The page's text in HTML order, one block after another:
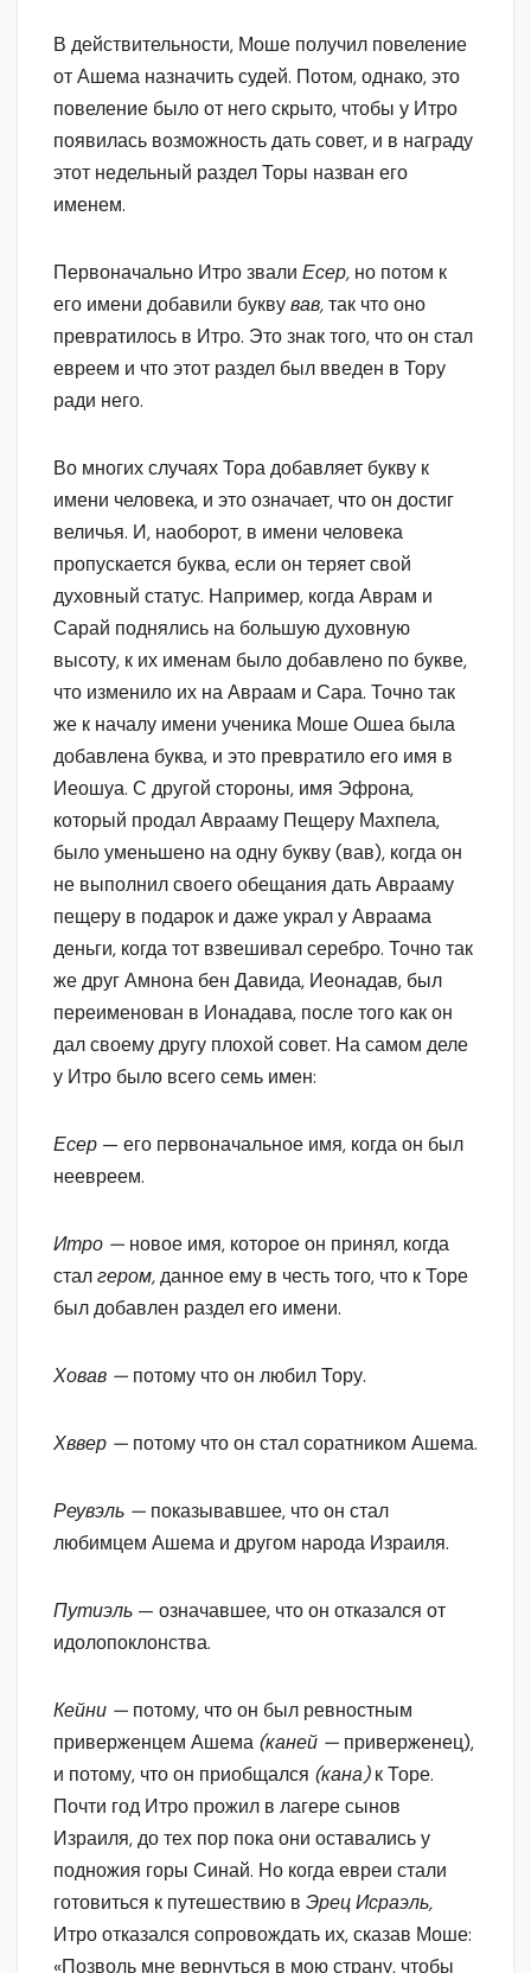
В действительности, Моше получил повеление
от Ашема назначить судей. Потом, однако, это
повеление было от него скрыто, чтобы у Итро
появилась возможность дать совет, и в награду
этот недельный раздел Торы назван его
именем.
Первоначально Итро звали Есер, но потом к
его имени добавили буквував,так что оно
превратилось в Итро. Это знак того, что он стал
евреем и что этот раздел был введен в Тору
ради него.
Во многих случаях Тора добавляет букву к
имени человека, и это означает, что он достиг
величья. И, наоборот, в имени человека
пропускается буква, если он теряет свой
духовный статус. Например, когда Аврам и
Сарай поднялись на большую духовную
высоту, к их именам было добавлено по букве,
что изменило их на Авраам и Сара. Точно так
же к началу имени ученика Моше Ошеа была
добавлена буква, и это превратило его имя в
Иеошуа. С другой стороны, имя Эфрона,
который продал Аврааму Пещеру Махпела,
было уменьшено на одну букву (вав), когда он
не выполнил своего обещания дать Аврааму
пещеру в подарок и даже украл у Авраама
деньги, когда тот взвешивал серебро. Точно так
же друг Амнона бен Давида, Иеонадав, был
переименован в Ионадава, после того как он
дал своему другу плохой совет. На самом деле
у Итро было всего семь имен:
Есер — его первоначальное имя, когда он был
неевреем.
Итро — новое имя, которое он принял, когда
сталгером,данное ему в честь того, что к Торе
был добавлен раздел его имени.
Ховав — потому что он любил Тору.
Хввер — потому что он стал соратником Ашема.
Реувэль — показывавшее, что он стал
любимцем Ашема и другом народа Израиля.
Путиэль — означавшее, что он отказался от
идолопоклонства.
Кейни — потому, что он был ревностным
приверженцем Ашема (каней — приверженец),
и потому, что он приобщался (кана)к Торе.
Почти год Итро прожил в лагере сынов
Израиля, до тех пор пока они оставались у
подножия горы Синай. Но когда евреи стали
готовиться к путешествию в Эрец Исраэль,
Итро отказался сопровождать их, сказав Моше:
«Позволь мне вернуться в мою страну, чтобы